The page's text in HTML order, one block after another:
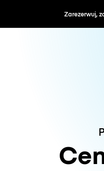
Zarezerwuj, zapłać później